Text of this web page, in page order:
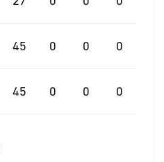
45 0 0 0
45 0 0 0